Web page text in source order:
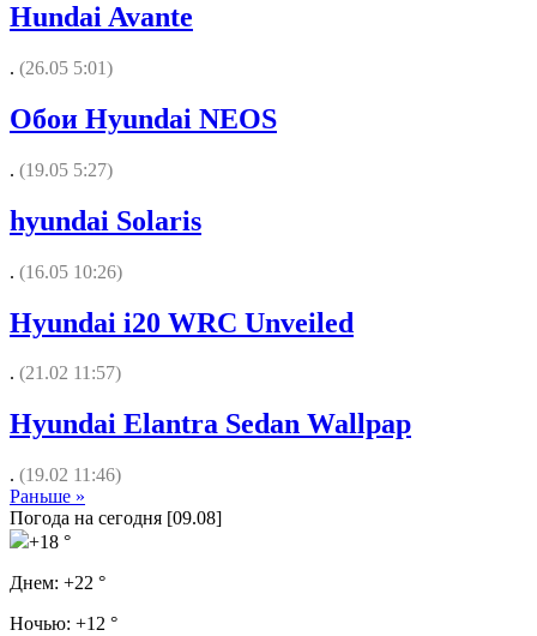
Hundai Avante
. (26.05 5:01)
Обои Hyundai NEOS
. (19.05 5:27)
hyundai Solaris
. (16.05 10:26)
Hyundai i20 WRC Unveiled
. (21.02 11:57)
Hyundai Elantra Sedan Wallpap
. (19.02 11:46)
Раньше »
Погода на сегодня [09.08]
+18 °
Днем: +22 °
Ночью: +12 °